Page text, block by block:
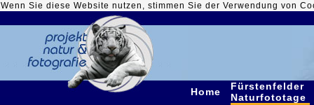
Wenn Sie diese Website nutzen, stimmen Sie der Verwendung von
Home
Fürstenfelder
Naturfototage